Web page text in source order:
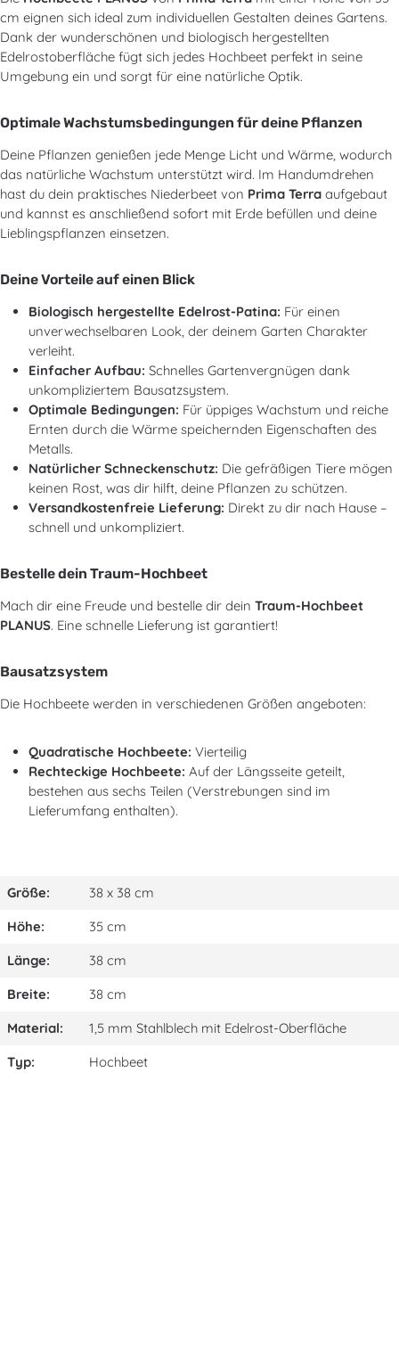
cm eignen sich ideal zum individuellen Gestalten deines Gartens.
Dank der wunderschönen und biologisch hergestellten
Edelrostoberfläche fügt sich jedes Hochbeet perfekt in seine
Umgebung ein und sorgt für eine natürliche Optik.
Optimale Wachstumsbedingungen für deine Pflanzen
Deine Pflanzen genießen jede Menge Licht und Wärme, wodurch
das natürliche Wachstum unterstützt wird. Im Handumdrehen
hast du dein praktisches Niederbeet von Prima Terra aufgebaut
und kannst es anschließend sofort mit Erde befüllen und deine
Lieblingspflanzen einsetzen.
Deine Vorteile auf einen Blick
Biologisch hergestellte Edelrost-Patina: Für einen
unverwechselbaren Look, der deinem Garten Charakter
verleiht.
Einfacher Aufbau: Schnelles Gartenvergnügen dank
unkompliziertem Bausatzsystem.
Optimale Bedingungen: Für üppiges Wachstum und reiche
Ernten durch die Wärme speichernden Eigenschaften des
Metalls.
Natürlicher Schneckenschutz: Die gefräßigen Tiere mögen
keinen Rost, was dir hilft, deine Pflanzen zu schützen.
Versandkostenfreie Lieferung: Direkt zu dir nach Hause –
schnell und unkompliziert.
Bestelle dein Traum-Hochbeet
Mach dir eine Freude und bestelle dir dein Traum-Hochbeet
PLANUS. Eine schnelle Lieferung ist garantiert!
Bausatzsystem
Die Hochbeete werden in verschiedenen Größen angeboten:
Quadratische Hochbeete: Vierteilig
Rechteckige Hochbeete: Auf der Längsseite geteilt,
bestehen aus sechs Teilen (Verstrebungen sind im
Lieferumfang enthalten).
Größe:
38 x 38 cm
Höhe:
35 cm
Länge:
38 cm
Breite:
38 cm
Material:
1,5 mm Stahlblech mit Edelrost-Oberfläche
Typ:
Hochbeet